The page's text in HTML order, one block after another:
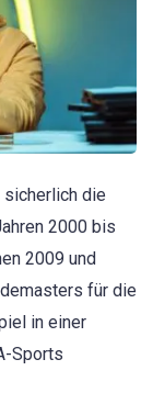
die
2000 bis
2009 und
für die
in einer
Sports